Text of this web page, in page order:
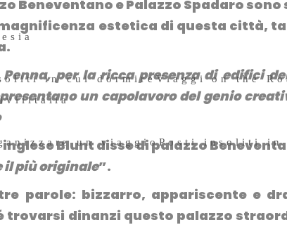
in cui dormireViaggi on the
un viaggioPosti insoliti in
Beneventano e Palazzo Spadaro
estetica di questa città,
per la ricca presenza di edifici
un capolavoro del genio
Blunt disse di palazzo
più originale”.
parole: bizzarro, appariscente e
trovarsi dinanzi questo palazzo